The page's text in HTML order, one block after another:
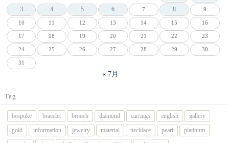
3
4 5 6 7 8 9
10 11 12 13 14 15 16
17 18 19 20 21 22 23
24 25 26 27 28 29 30
31
« 7月
Tag
bespoke bracelet brooch diamond earrings english
gallery
gold
information jewelry material necklace pearl
platinum